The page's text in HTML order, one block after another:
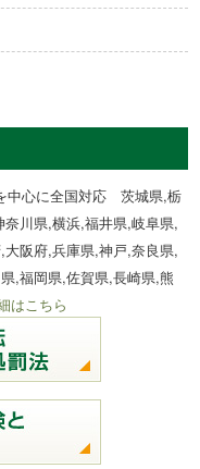
中心に全国対応 茨城県,栃
川県,横浜,福井県,岐阜県,
阪府,兵庫県,神戸,奈良県,
,福岡県,佐賀県,長崎県,熊
はこちら